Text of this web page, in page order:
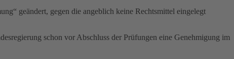
geändert, gegen die angeblich keine Rechtsmittel eingelegt
schon vor Abschluss der Prüfungen eine Genehmigung im